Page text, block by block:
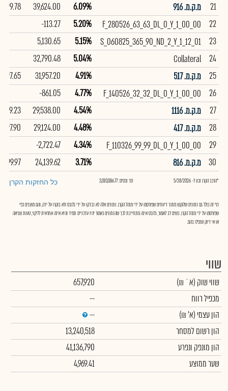
21
מ.ק.מ. 916 6.09%
39,624.00
99.78
22
F_280526_63_63_DL_0_Y_1_00_00
5.20%
-113.27
23
S_060825_365_90_ND_2_Y_1_12_01
5.15%
5,130.65
24
Collateral
5.04%
32,790.48
25
מ.ק.מ. 517 4.91%
31,957.20
97.65
26
F_140526_32_32_DL_0_Y_1_00_00
4.77%
-861.05
27
מ.ק.מ. 1116 4.54%
29,538.00
99.23
28
מ.ק.מ. 417 4.48%
29,124.00
97.90
29
F_110326_99_99_DL_0_Y_1_00_00
4.34%
-2,722.47
30
מ.ק.מ. 816 3.71%
24,139.62
99.97
*הרכב הקרן נכון ל- 5/28/2026 סך נכסים: 3,010,086.77 כל החזקות הקרן
דף זה כולל גם נתונים שלוקטו מתוך דיווחים שפורסמו על ידי מנהל הקרן. נתונים אלה לא נבדקו על ידי גלובס ולא בוקרו על ידה, והם מוצגים כפי
שפורסמו על ידי מנהל הקרן. בשים לב לאמור, גלובס אינה מתחייבת לכך שהנתונים כאמור יהיו עדכניים תמיד והיא אינה אחראית לליקוי, טעות שגיאה
או אי דיוק שנפלו בהם.
שווי
שווי שוק (א` ₪)
657,920
מכפיל רווח
--
הון עצמי (א' ₪)
--
הון רשום למסחר
13,240,518
הון מונפק ונפרע
41,136,790
שער ממוצע
4,969.41